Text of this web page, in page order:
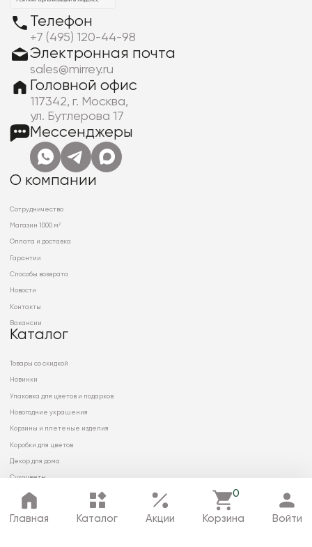
Главная Каталог Акции
0
Корзина Войти
Телефон
+7 (495) 120-44-98
Электронная почта
sales@mirrey.ru
Головной офис
117342, г. Москва,
ул. Бутлерова 17
Мессенджеры
О компании
Сотрудничество
Магазин 1000 м²
Оплата и доставка
Гарантии
Способы возврата
Новости
Контакты
Вакансии
Каталог
Товары со скидкой
Новинки
Упаковка для цветов и подарков
Новогодние украшения
Корзины и плетеные изделия
Коробки для цветов
Декор для дома
Сухоцветы
© 2026 ООО «МИРРЭЙ»